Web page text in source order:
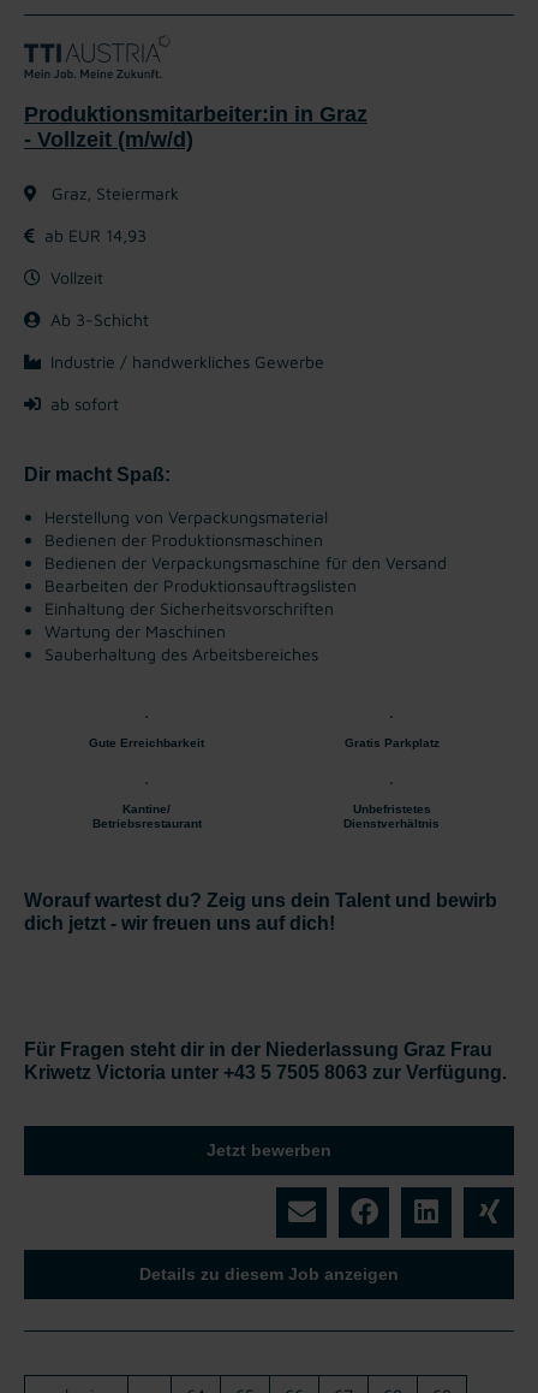
Produktionsmitarbeiter:in in Graz
- Vollzeit (m/w/d)
Graz, Steiermark
ab EUR 14,93
Vollzeit
Ab 3-Schicht
Industrie / handwerkliches Gewerbe
ab sofort
Dir macht Spaß:
Herstellung von Verpackungsmaterial
Bedienen der Produktionsmaschinen
Bedienen der Verpackungsmaschine für den Versand
Bearbeiten der Produktionsauftragslisten
Einhaltung der Sicherheitsvorschriften
Wartung der Maschinen
Sauberhaltung des Arbeitsbereiches
Gute Erreichbarkeit Gratis Parkplatz
Kantine/
Betriebsrestaurant
Unbefristetes
Dienstverhältnis
Worauf wartest du? Zeig uns dein Talent und bewirb
dich jetzt - wir freuen uns auf dich!
Für Fragen steht dir in der Niederlassung Graz Frau
Kriwetz Victoria unter +43 5 7505 8063 zur Verfügung.
Jetzt bewerben
Details zu diesem Job anzeigen